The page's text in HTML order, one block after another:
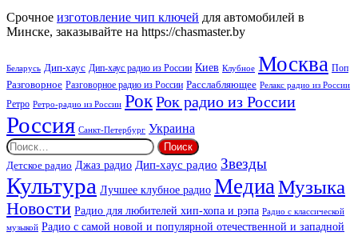
Beat
Срочное изготовление чип ключей для автомобилей в
Минске, заказывайте на https://chasmaster.by
Беларусь Дип-хаус Дип-хаус радио из России Киев Клубное Москва Поп
Разговорное Разговорное радио из России Расслабляющее Релакс радио из России
Ретро Ретро-радио из России РокРок радио из России
Россия Санкт-Петербург Украина
Найти:
Детское радио Джаз радио Дип-хаус радио Звезды
Культура Лучшее клубное радио МедиаМузыка
Новости Радио для любителей хип-хопа и рэпа Радио с классической
музыкой Радио с самой новой и популярной отечественной и западной